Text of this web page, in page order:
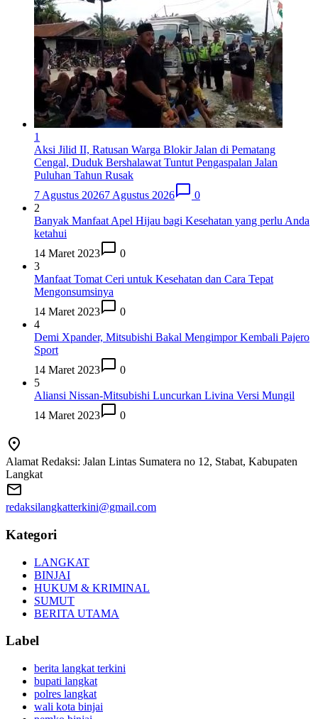
1
Aksi Jilid II, Ratusan Warga Blokir Jalan di Pematang
Cengal, Duduk Bershalawat Tuntut Pengaspalan Jalan
Puluhan Tahun Rusak
7 Agustus 20267 Agustus 2026
0
2
Banyak Manfaat Apel Hijau bagi Kesehatan yang perlu Anda
ketahui
14 Maret 2023
0
3
Manfaat Tomat Ceri untuk Kesehatan dan Cara Tepat
Mengonsumsinya
14 Maret 2023
0
4
Demi Xpander, Mitsubishi Bakal Mengimpor Kembali Pajero
Sport
14 Maret 2023
0
5
Aliansi Nissan-Mitsubishi Luncurkan Livina Versi Mungil
14 Maret 2023
0
Alamat Redaksi: Jalan Lintas Sumatera no 12, Stabat, Kabupaten
Langkat
redaksilangkatterkini@gmail.com
Kategori
LANGKAT
BINJAI
HUKUM & KRIMINAL
SUMUT
BERITA UTAMA
Label
berita langkat terkini
bupati langkat
polres langkat
wali kota binjai